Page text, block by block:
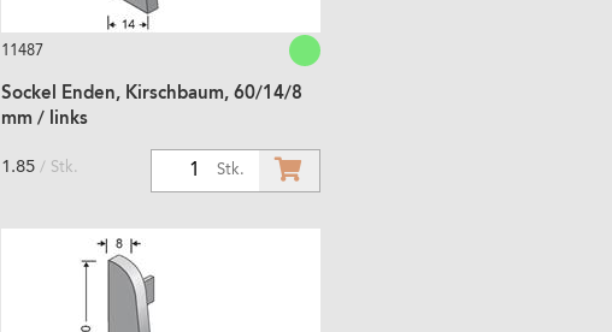
11487
Sockel Enden, Kirschbaum, 60/14/8
mm / links
Stk.
1.85 / Stk.